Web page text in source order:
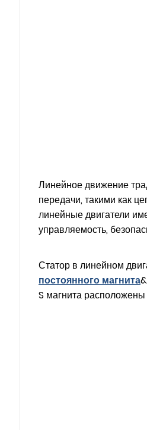
Линейное движение
передачи, такими как
линейные двигатели
управляемость,
Статор в линейном
постоянного магнита
S магнита